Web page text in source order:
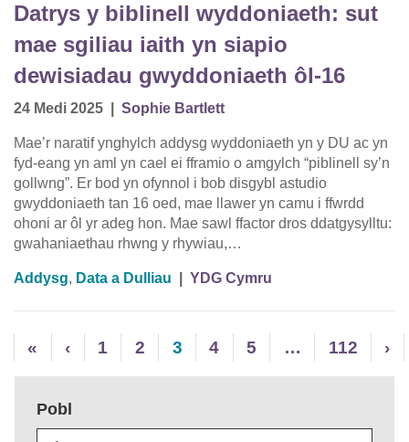
Datrys y biblinell wyddoniaeth: sut
mae sgiliau iaith yn siapio
dewisiadau gwyddoniaeth ôl-16
24 Medi 2025 Sophie Bartlett
Mae’r naratif ynghylch addysg wyddoniaeth yn y DU ac yn
fyd-eang yn aml yn cael ei fframio o amgylch “piblinell sy’n
gollwng”. Er bod yn ofynnol i bob disgybl astudio
gwyddoniaeth tan 16 oed, mae llawer yn camu i ffwrdd
ohoni ar ôl yr adeg hon. Mae sawl ffactor dros ddatgysylltu:
gwahaniaethau rhwng y rhywiau,…
Addysg, Data a Dulliau YDG Cymru
« ‹ 1 2 3 4 5 … 112 ›
Pobl